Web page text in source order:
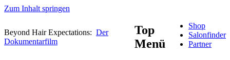
Zum Inhalt springen
Beyond Hair Expectations: Der
Dokumentarfilm
Top
Menü
Shop
Salonfinder
Partner